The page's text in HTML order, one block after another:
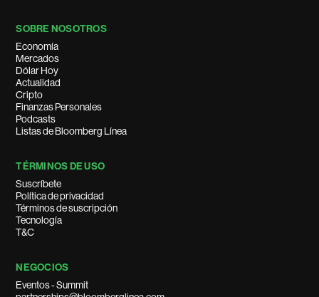
SOBRE NOSOTROS
Economía
Mercados
Dólar Hoy
Actualidad
Cripto
Finanzas Personales
Podcasts
Listas de Bloomberg Línea
TÉRMINOS DE USO
Suscríbete
Política de privacidad
Términos de suscripción
Tecnología
T&C
NEGOCIOS
Eventos - Summit